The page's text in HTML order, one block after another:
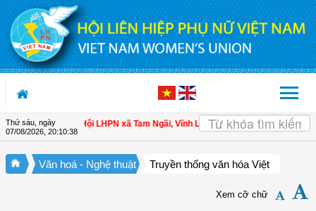
Truy cập nội dung luôn
Thứ sáu, ngày
07/08/2026, 20:10:39
cho hội viên | Hội LHPN xã Tam Ngãi, Vĩnh Long sơ kết công tác Hội và
Văn hoá - Nghệ thuật Truyền thống văn hóa Việt
Xem cỡ chữ